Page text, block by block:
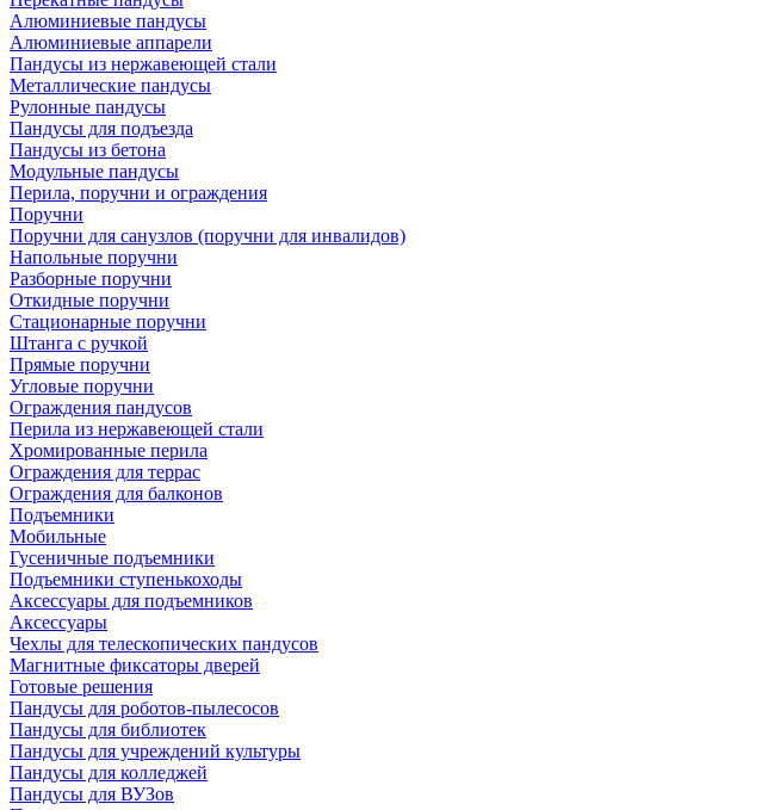
Алюминиевые пандусы
Алюминиевые аппарели
Пандусы из нержавеющей стали
Металлические пандусы
Рулонные пандусы
Пандусы для подъезда
Пандусы из бетона
Модульные пандусы
Перила, поручни и ограждения
Поручни
Поручни для санузлов (поручни для инвалидов)
Напольные поручни
Разборные поручни
Откидные поручни
Стационарные поручни
Штанга с ручкой
Прямые поручни
Угловые поручни
Ограждения пандусов
Перила из нержавеющей стали
Хромированные перила
Ограждения для террас
Ограждения для балконов
Подъемники
Мобильные
Гусеничные подъемники
Подъемники ступенькоходы
Аксессуары для подъемников
Аксессуары
Чехлы для телескопических пандусов
Магнитные фиксаторы дверей
Готовые решения
Пандусы для роботов-пылесосов
Пандусы для библиотек
Пандусы для учреждений культуры
Пандусы для колледжей
Пандусы для ВУЗов